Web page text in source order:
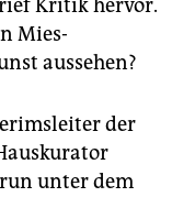
Kritik hervor.
Mies-
aussehen?
der
unter dem